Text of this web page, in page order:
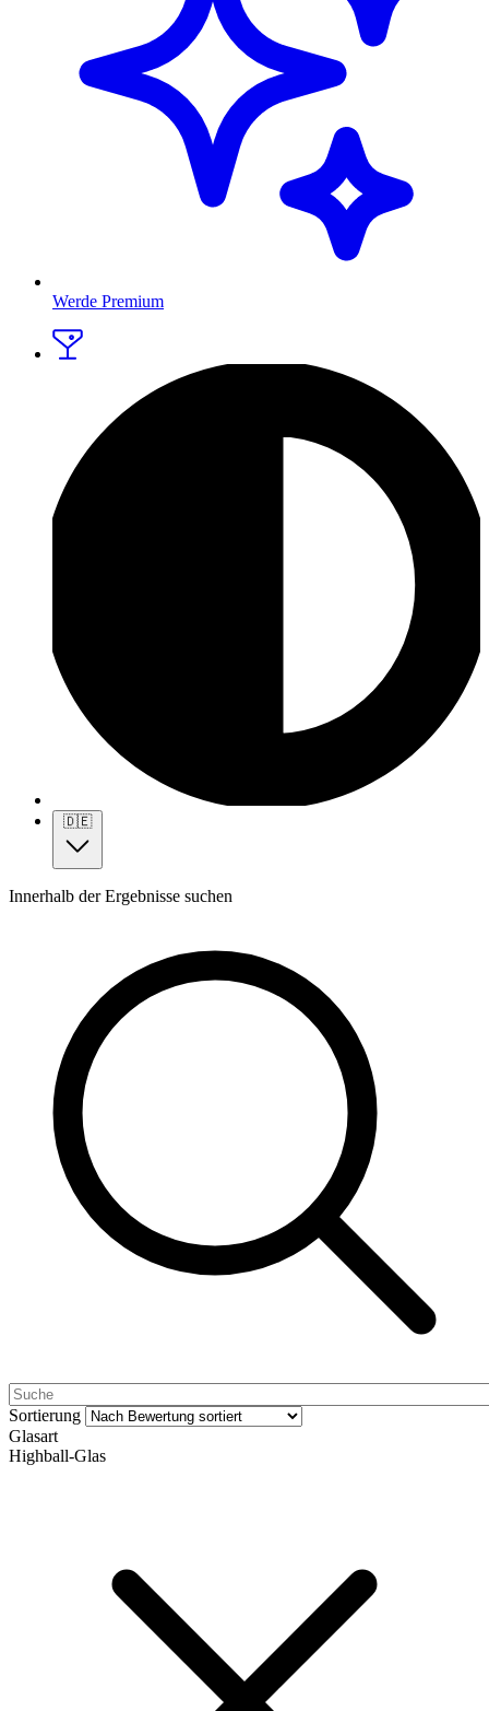
Werde Premium
🇩🇪
Innerhalb der Ergebnisse suchen
Sortierung
Glasart
Highball-Glas